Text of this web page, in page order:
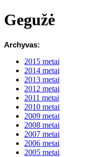
Gegužė
Archyvas:
2015 metai
2014 metai
2013 metai
2012 metai
2011 metai
2010 metai
2009 metai
2008 metai
2007 metai
2006 metai
2005 metai